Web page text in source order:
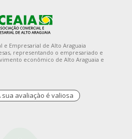
e Empresarial de Alto Araguaia
representando o empresariado e
econômico de Alto Araguaia e
sua avaliaçào é valiosa